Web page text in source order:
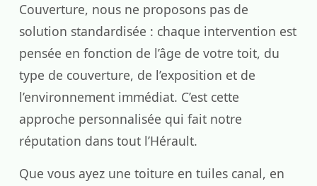
Couverture, nous ne proposons pas de
solution standardisée : chaque intervention est
pensée en fonction de l’âge de votre toit, du
type de couverture, de l’exposition et de
l’environnement immédiat. C’est cette
approche personnalisée qui fait notre
réputation dans tout l’Hérault.
Que vous ayez une toiture en tuiles canal, en